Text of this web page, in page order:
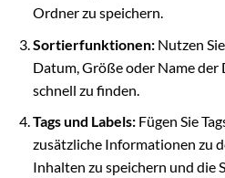
Ordner zu speichern.
Sortierfunktionen:Nutzen
Datum, Größe oder Name
schnell zu finden.
Tags und Labels:Fügen Sie
zusätzliche Informationen zu
Inhalten zu speichern und die